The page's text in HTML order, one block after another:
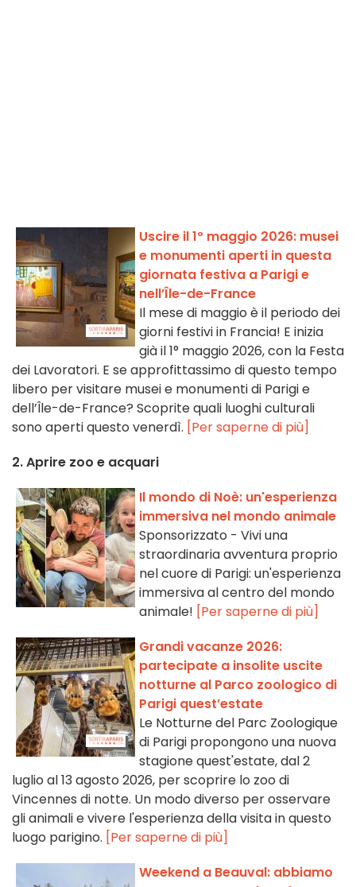
Uscire il 1º maggio 2026: musei
e monumenti aperti in questa
giornata festiva a Parigi e
nell’Île-de-France
Il mese di maggio è il periodo dei
giorni festivi in Francia! E inizia
già il 1° maggio 2026, con la Festa
dei Lavoratori. E se approfittassimo di questo tempo
libero per visitare musei e monumenti di Parigi e
dell’Île-de-France? Scoprite quali luoghi culturali
sono aperti questo venerdì. [Per saperne di più]
2. Aprire zoo e acquari
Il mondo di Noè: un'esperienza
immersiva nel mondo animale
Sponsorizzato - Vivi una
straordinaria avventura proprio
nel cuore di Parigi: un'esperienza
immersiva al centro del mondo
animale! [Per saperne di più]
Grandi vacanze 2026:
partecipate a insolite uscite
notturne al Parco zoologico di
Parigi quest’estate
Le Notturne del Parc Zoologique
di Parigi propongono una nuova
stagione quest'estate, dal 2
luglio al 13 agosto 2026, per scoprire lo zoo di
Vincennes di notte. Un modo diverso per osservare
gli animali e vivere l'esperienza della visita in questo
luogo parigino. [Per saperne di più]
Weekend a Beauval: abbiamo